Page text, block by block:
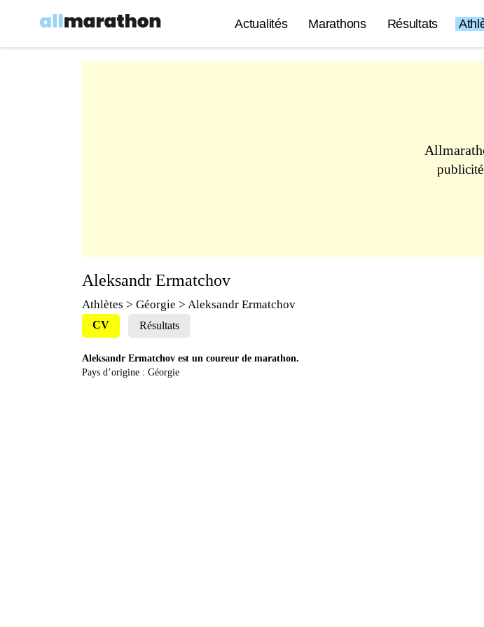
Actualités Marathons Résultats
publicité
Aleksandr Ermatchov
Athlètes > Géorgie > Aleksandr Ermatchov
CV Résultats
Aleksandr Ermatchov est un coureur de marathon.
Pays d’origine : Géorgie